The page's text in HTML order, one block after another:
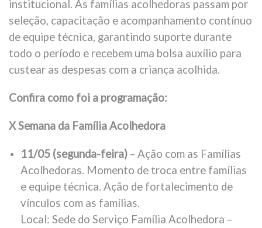
institucional. As famílias acolhedoras passam por
seleção, capacitação e acompanhamento contínuo
de equipe técnica, garantindo suporte durante
todo o período e recebem uma bolsa auxílio para
custear as despesas com a criança acolhida.
Confira como foi a programação:
X Semana da Família Acolhedora
11/05 (segunda-feira) – Ação com as Famílias
Acolhedoras. Momento de troca entre famílias
e equipe técnica. Ação de fortalecimento de
vínculos com as famílias.
Local: Sede do Serviço Família Acolhedora –